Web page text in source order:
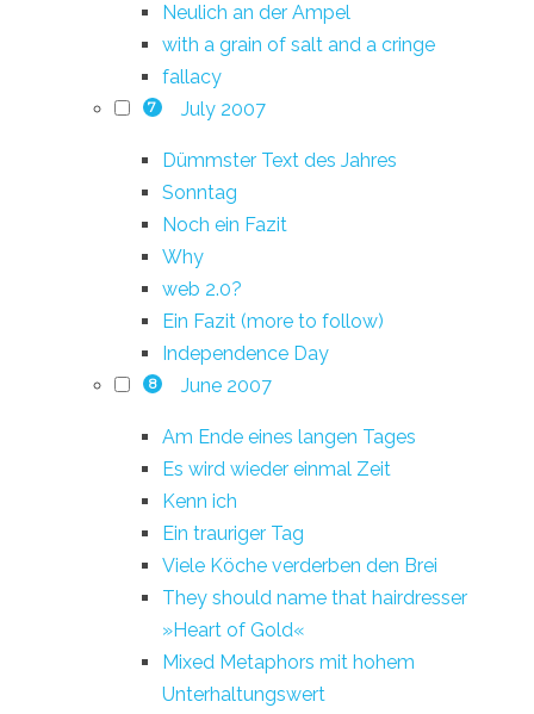
Neulich an der Ampel
with a grain of salt and a cringe
fallacy
7 July 2007
Dümmster Text des Jahres
Sonntag
Noch ein Fazit
Why
web 2.0?
Ein Fazit (more to follow)
Independence Day
8 June 2007
Am Ende eines langen Tages
Es wird wieder einmal Zeit
Kenn ich
Ein trauriger Tag
Viele Köche verderben den Brei
They should name that hairdresser
»Heart of Gold«
Mixed Metaphors mit hohem
Unterhaltungswert